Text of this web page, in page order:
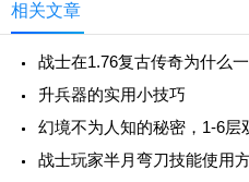
相关文章
战士在1.76复古传奇为什么
升兵器的实用小技巧
幻境不为人知的秘密，1-6层
战士玩家半月弯刀技能使用